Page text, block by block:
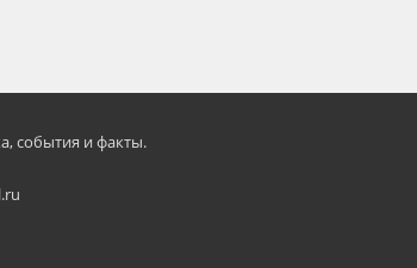
события и факты.